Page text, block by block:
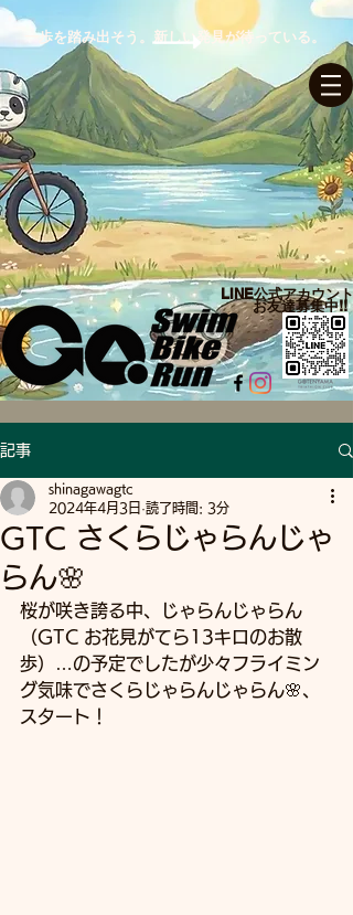
ログイン
一歩を踏み出そう。新しい発見が待っている。
LINE公式アカウント​
お友達募集中!!
記事
GTC さくらじゃらんじゃ
らん🌸
shinagawagtc
2024年4月3日 読了時間: 3分
桜が咲き誇る中、じゃらんじゃらん
（GTC お花見がてら13キロのお散
歩）…の予定でしたが少々フライミン
グ気味でさくらじゃらんじゃらん🌸、
スタート！